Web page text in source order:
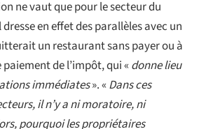
ne vaut que pour le secteur du
en effet des parallèles avec un
un restaurant sans payer ou à
de l’impôt, qui «donne lieu
immédiates». «Dans ces
il n’y a ni moratoire, ni
pourquoi les propriétaires